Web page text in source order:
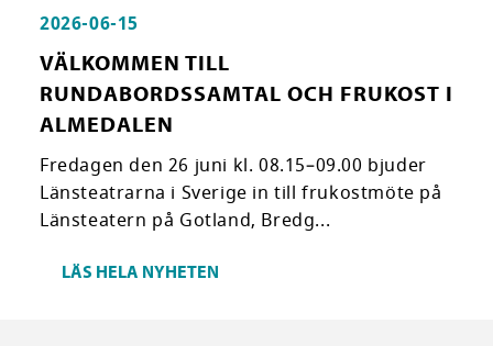
2026-06-15
VÄLKOMMEN TILL
RUNDABORDSSAMTAL OCH FRUKOST I
ALMEDALEN
Fredagen den 26 juni kl. 08.15–09.00 bjuder
Länsteatrarna i Sverige in till frukostmöte på
Länsteatern på Gotland, Bredg...
LÄS HELA NYHETEN